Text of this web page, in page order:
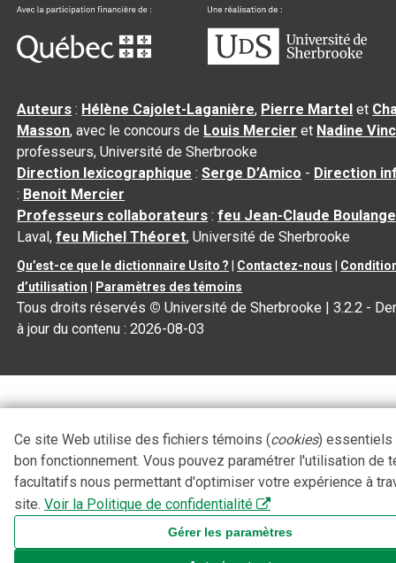
Auteurs : Hélène Cajolet-Laganière, Pierre Martel et
Masson, avec le concours de Louis Mercier et Nadine
professeurs, Université de Sherbrooke
Direction lexicographique :Serge D’Amico - Direction
: Benoit Mercier
Professeurs collaborateurs :feu Jean-Claude
Laval,feu Michel Théoret, Université de Sherbrooke
Qu’est-ce que le dictionnaire Usito ? Contactez-nous
d’utilisation
Paramètres des témoins
Tous droits réservés © Université de Sherbrooke |3.2.2 -
à jour du contenu :2026-08-03
Ce site Web utilise des fichiers témoins (cookies) essentiels
bon fonctionnement. Vous pouvez paramétrer l'utilisation de
facultatifs nous permettant d'optimiser votre expérience à
site. Voir la Politique de confidentialité
Gérer les paramètres